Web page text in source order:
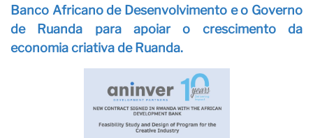
Banco Africano de Desenvolvimento e o Governo
de Ruanda para apoiar o crescimento da
economia criativa de Ruanda.